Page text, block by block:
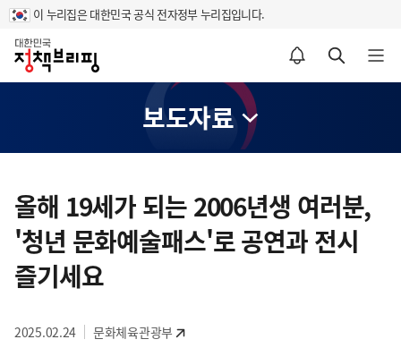
이 누리집은 대한민국 공식 전자정부 누리집입니다.
홈
알림설정 바로가기 검색 바로가기 메뉴 열기
보도자료
텐
츠
영
역
올해 19세가 되는 2006년생 여러분,
'청년 문화예술패스'로 공연과 전시
즐기세요
2025.02.24 문화체육관광부